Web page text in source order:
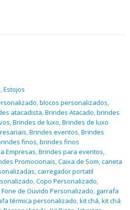
,Estojos
,blocos personalizados,
atacadista,Brindes Atacado,brindes
,Brindes de luxo,Brindes de luxo
,Brindes eventos,Brindes
finos,brindes finos
Empresas,Brindes para eventos,
Promocionais,Caixa de Som,caneta
,carregador portatil
,Copo Personalizado,
Fone de Ouvido Personalizado, garrafa
térmica personalizado,kit chá,kit chá